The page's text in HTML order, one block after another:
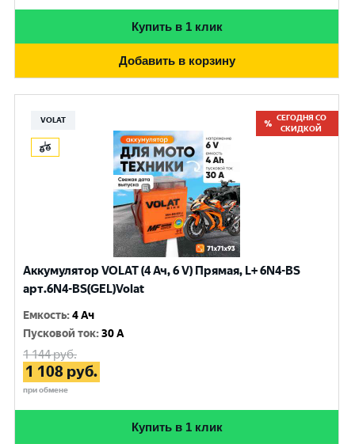
Купить в 1 клик
Добавить в корзину
VOLAT
СЕГОДНЯ СО
СКИДКОЙ
Аккумулятор VOLAT (4 Ач, 6 V) Прямая, L+ 6N4-BS
арт.6N4-BS(GEL)Volat
Емкость:4 Ач
Пусковой ток:30 A
1 144руб.
1 108 руб.
при обмене
Купить в 1 клик